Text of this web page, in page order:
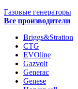
Газовые генераторы
Все производители
Briggs&Stratton
CTG
EVOline
Gazvolt
Generac
Genese